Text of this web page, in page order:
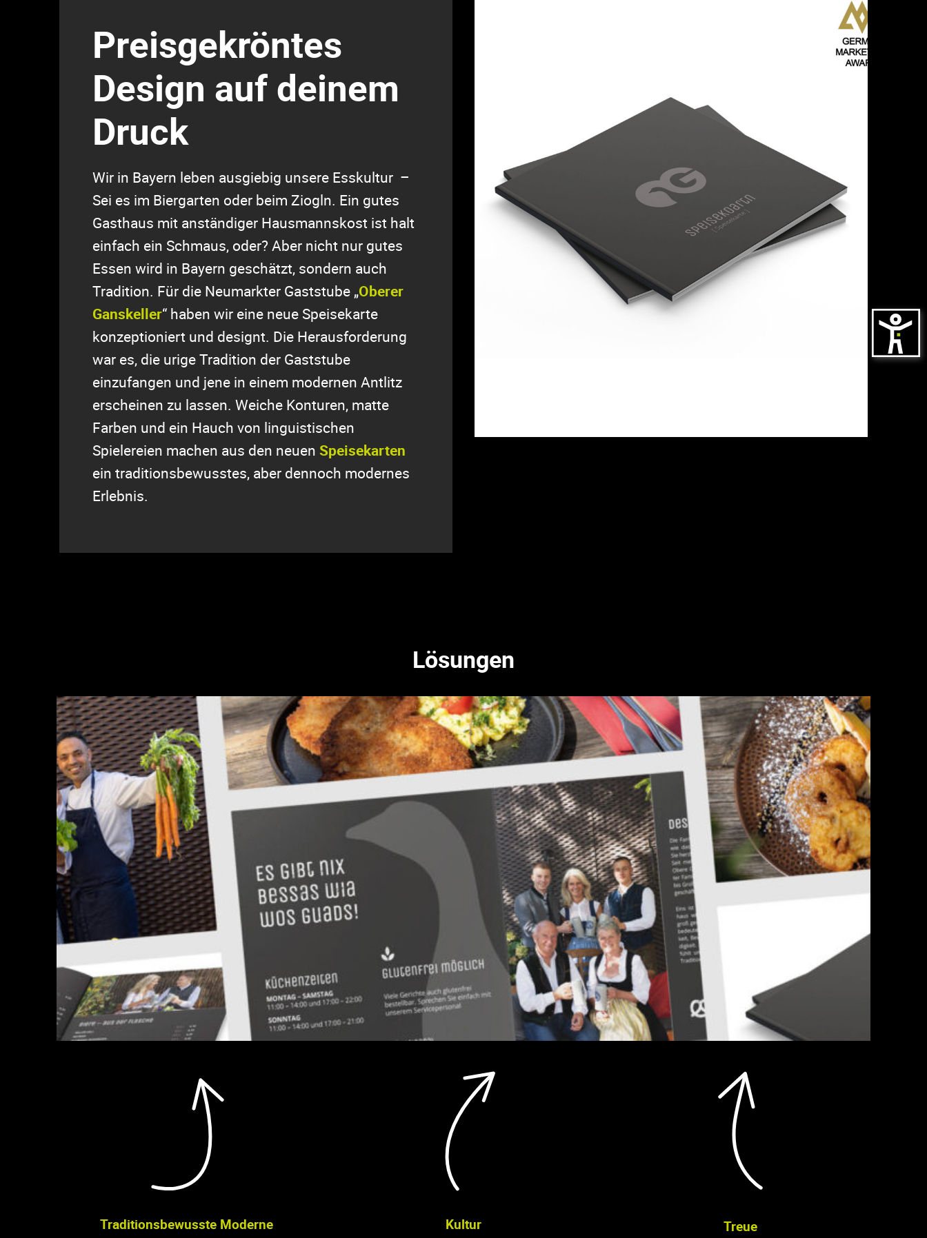
Preisgekröntes
Design auf deinem
Druck
Wir in Bayern leben ausgiebig unsere Esskultur –
Sei es im Biergarten oder beim Ziogln. Ein gutes
Gasthaus mit anständiger Hausmannskost ist halt
einfach ein Schmaus, oder? Aber nicht nur gutes
Essen wird in Bayern geschätzt, sondern auch
Tradition. Für die Neumarkter Gaststube „Oberer
Ganskeller“ haben wir eine neue Speisekarte
konzeptioniert und designt. Die Herausforderung
war es, die urige Tradition der Gaststube
einzufangen und jene in einem modernen Antlitz
erscheinen zu lassen. Weiche Konturen, matte
Farben und ein Hauch von linguistischen
Spielereien machen aus den neuen Speisekarten
ein traditionsbewusstes, aber dennoch modernes
Erlebnis.
Lösungen
Traditionsbewusste Moderne Kultur Treue